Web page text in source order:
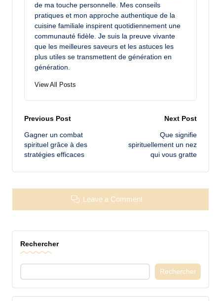
de ma touche personnelle. Mes conseils
pratiques et mon approche authentique de la
cuisine familiale inspirent quotidiennement une
communauté fidèle. Je suis la preuve vivante
que les meilleures saveurs et les astuces les
plus utiles se transmettent de génération en
génération.
View All Posts
Post
navigation
Previous Post
Gagner un combat
spirituel grâce à des
stratégies efficaces
Next Post
Que signifie
spirituellement un nez
qui vous gratte
Leave a Comment
Rechercher
Rechercher